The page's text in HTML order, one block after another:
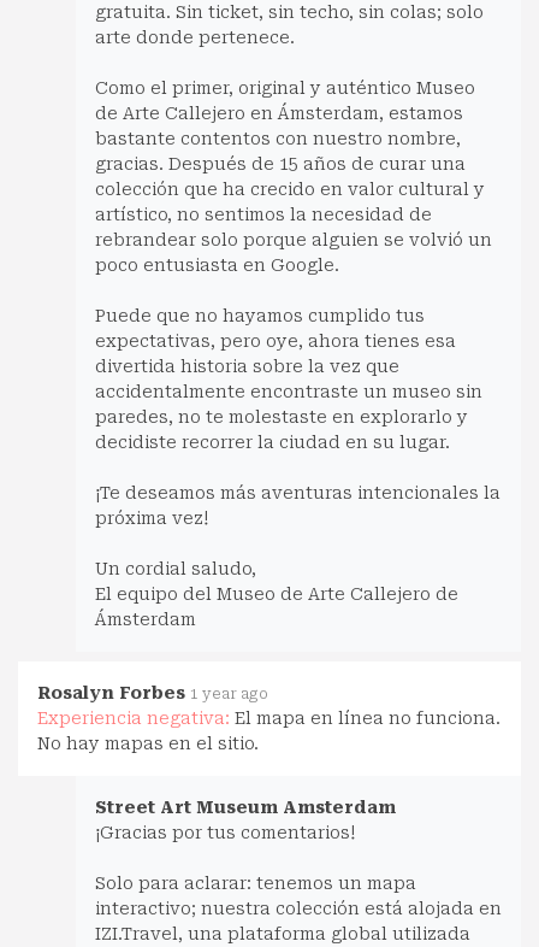
gratuita. Sin ticket, sin techo, sin colas; solo
arte donde pertenece.
Como el primer, original y auténtico Museo
de Arte Callejero en Ámsterdam, estamos
bastante contentos con nuestro nombre,
gracias. Después de 15 años de curar una
colección que ha crecido en valor cultural y
artístico, no sentimos la necesidad de
rebrandear solo porque alguien se volvió un
poco entusiasta en Google.
Puede que no hayamos cumplido tus
expectativas, pero oye, ahora tienes esa
divertida historia sobre la vez que
accidentalmente encontraste un museo sin
paredes, no te molestaste en explorarlo y
decidiste recorrer la ciudad en su lugar.
¡Te deseamos más aventuras intencionales la
próxima vez!
Un cordial saludo,
El equipo del Museo de Arte Callejero de
Ámsterdam
Rosalyn Forbes 1 year ago
Experiencia negativa: El mapa en línea no funciona.
No hay mapas en el sitio.
Street Art Museum Amsterdam
¡Gracias por tus comentarios!
Solo para aclarar: tenemos un mapa
interactivo; nuestra colección está alojada en
IZI.Travel, una plataforma global utilizada